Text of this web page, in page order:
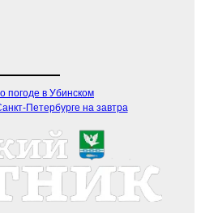
погоде в Убинском
Петербурге на завтра